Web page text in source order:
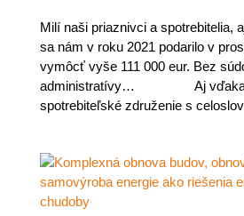
Milí naši priaznivci a spotrebitelia,
sa nám v roku 2021 podarilo v
vymôcť vyše 111 000 eur. Bez
administratívy… Aj vďaka
spotrebiteľské združenie s